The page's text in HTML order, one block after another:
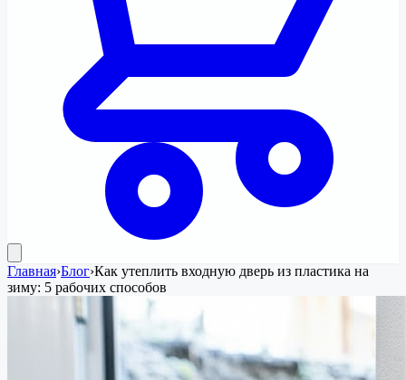
Главная›Блог›Как утеплить входную дверь из пластика на
зиму: 5 рабочих способов